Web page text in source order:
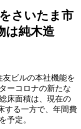
さいたま市
は純木造
ビルの本社機能を
ーコロナの新たな
床面積は、現在の
する一方で、年間費
予定。